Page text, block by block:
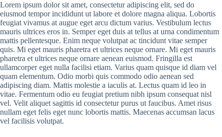
Lorem ipsum dolor sit amet, consectetur adipiscing elit, sed do
eiusmod tempor incididunt ut labore et dolore magna aliqua. Lobortis
feugiat vivamus at augue eget arcu dictum varius. Vestibulum lectus
mauris ultrices eros in. Semper eget duis at tellus at urna condimentum
mattis pellentesque. Enim neque volutpat ac tincidunt vitae semper
quis. Mi eget mauris pharetra et ultrices neque ornare. Mi eget mauris
pharetra et ultrices neque ornare aenean euismod. Fringilla est
ullamcorper eget nulla facilisi etiam. Varius quam quisque id diam vel
quam elementum. Odio morbi quis commodo odio aenean sed
adipiscing diam. Mattis molestie a iaculis at. Lectus quam id leo in
vitae. Fermentum odio eu feugiat pretium nibh ipsum consequat nisl
vel. Velit aliquet sagittis id consectetur purus ut faucibus. Amet risus
nullam eget felis eget nunc lobortis mattis. Maecenas accumsan lacus
vel facilisis volutpat.